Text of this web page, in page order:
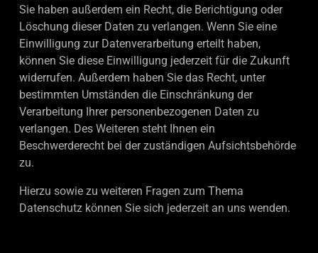
Sie haben außerdem ein Recht, die Berichtigung oder
Löschung dieser Daten zu verlangen. Wenn Sie eine
Einwilligung zur Datenverarbeitung erteilt haben,
können Sie diese Einwilligung jederzeit für die Zukunft
widerrufen. Außerdem haben Sie das Recht, unter
bestimmten Umständen die Einschränkung der
Verarbeitung Ihrer personenbezogenen Daten zu
verlangen. Des Weiteren steht Ihnen ein
Beschwerderecht bei der zuständigen Aufsichtsbehörde
zu.
Hierzu sowie zu weiteren Fragen zum Thema
Datenschutz können Sie sich jederzeit an uns wenden.